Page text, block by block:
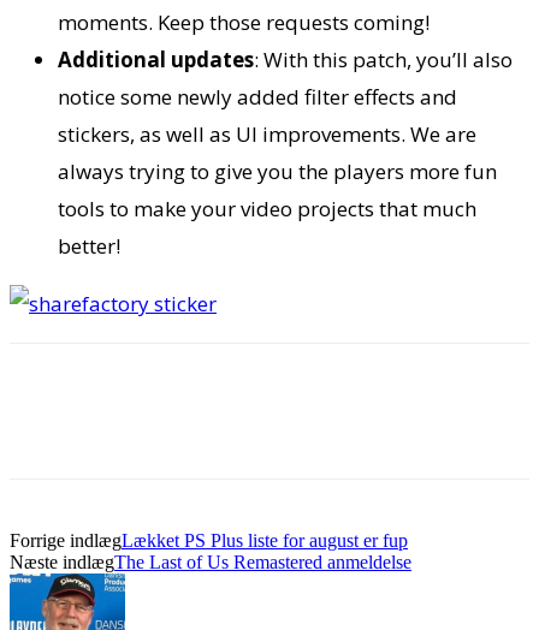
moments. Keep those requests coming!
Additional updates: With this patch, you’ll also
notice some newly added filter effects and
stickers, as well as UI improvements. We are
always trying to give you the players more fun
tools to make your video projects that much
better!
Forrige indlægLækket PS Plus liste for august er fup
Næste indlægThe Last of Us Remastered anmeldelse